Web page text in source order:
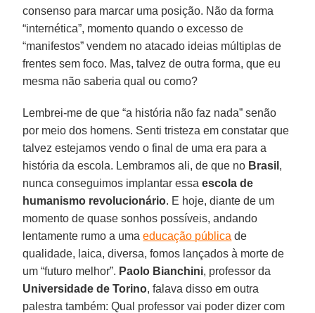
consenso para marcar uma posição. Não da forma
“internética”, momento quando o excesso de
“manifestos” vendem no atacado ideias múltiplas de
frentes sem foco. Mas, talvez de outra forma, que eu
mesma não saberia qual ou como?
Lembrei-me de que “a história não faz nada” senão
por meio dos homens. Senti tristeza em constatar que
talvez estejamos vendo o final de uma era para a
história da escola. Lembramos ali, de que no Brasil ,
nunca conseguimos implantar essa escola de
humanismo revolucionário. E hoje, diante de um
momento de quase sonhos possíveis, andando
lentamente rumo a umaeducação pública de
qualidade, laica, diversa, fomos lançados à morte de
um “futuro melhor”. Paolo Bianchini, professor da
Universidade de Torino, falava disso em outra
palestra também: Qual professor vai poder dizer com